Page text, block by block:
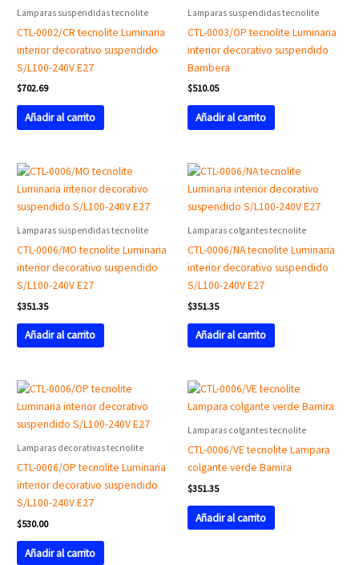
Lamparas suspendidas tecnolite
CTL-0002/CR tecnolite Luminaria
interior decorativo suspendido
S/L100-240V E27
$702.69
Añadir al carrito
Lamparas suspendidas tecnolite
CTL-0003/OP tecnolite Luminaria
interior decorativo suspendido
Bambera
$510.05
Añadir al carrito
Lamparas suspendidas tecnolite
CTL-0006/MO tecnolite Luminaria
interior decorativo suspendido
S/L100-240V E27
$351.35
Añadir al carrito
Lamparas colgantes tecnolite
CTL-0006/NA tecnolite Luminaria
interior decorativo suspendido
S/L100-240V E27
$351.35
Añadir al carrito
Lamparas decorativas tecnolite
CTL-0006/OP tecnolite Luminaria
interior decorativo suspendido
S/L100-240V E27
$530.00
Añadir al carrito
Lamparas colgantes tecnolite
CTL-0006/VE tecnolite Lampara
colgante verde Bamira
$351.35
Añadir al carrito